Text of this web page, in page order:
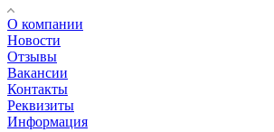
О компании
Новости
Отзывы
Вакансии
Контакты
Реквизиты
Информация